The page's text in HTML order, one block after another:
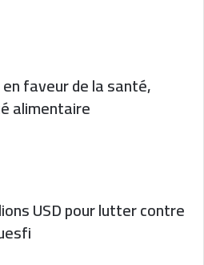
faveur de la santé,
alimentaire
USD pour lutter contre